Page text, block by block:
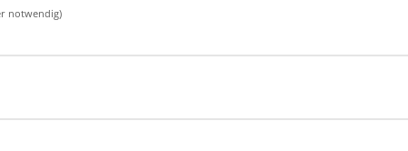
notwendig)